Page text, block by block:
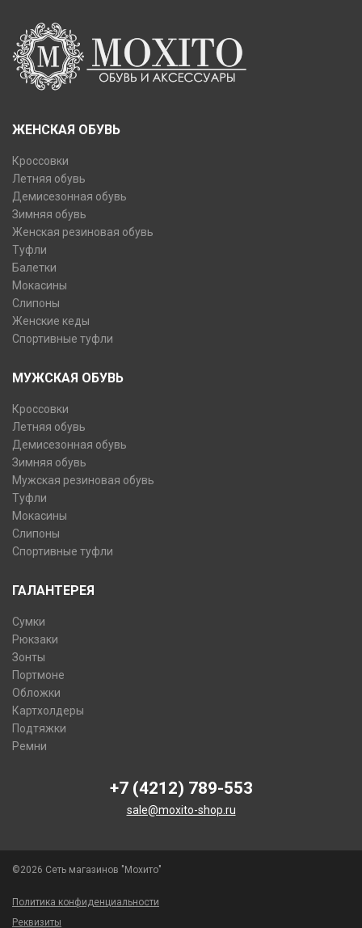
ЖЕНСКАЯ ОБУВЬ
Кроссовки
Летняя обувь
Демисезонная обувь
Зимняя обувь
Женская резиновая обувь
Туфли
Балетки
Мокасины
Слипоны
Женские кеды
Спортивные туфли
МУЖСКАЯ ОБУВЬ
Кроссовки
Летняя обувь
Демисезонная обувь
Зимняя обувь
Мужская резиновая обувь
Туфли
Мокасины
Слипоны
Спортивные туфли
ГАЛАНТЕРЕЯ
Сумки
Рюкзаки
Зонты
Портмоне
Обложки
Картхолдеры
Подтяжки
Ремни
+7 (4212) 789-553
sale@moxito-shop.ru
©2026 Сеть магазинов "Мохито"
Политика конфиденциальности
Реквизиты